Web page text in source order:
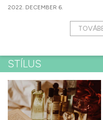
2022. DECEMBER 6.
STÍLUS